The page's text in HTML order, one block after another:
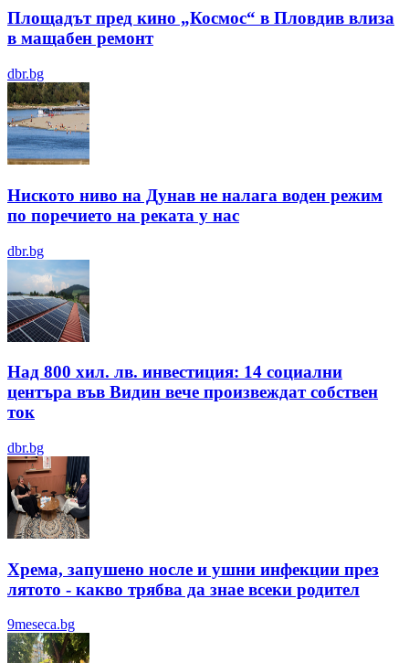
Площадът пред кино „Космос“ в Пловдив влиза
в мащабен ремонт
dbr.bg
Ниското ниво на Дунав не налага воден режим
по поречието на реката у нас
dbr.bg
Над 800 хил. лв. инвестиция: 14 социални
центъра във Видин вече произвеждат собствен
ток
dbr.bg
Хрема, запушено носле и ушни инфекции през
лятотo - какво трябва да знае всеки родител
9meseca.bg